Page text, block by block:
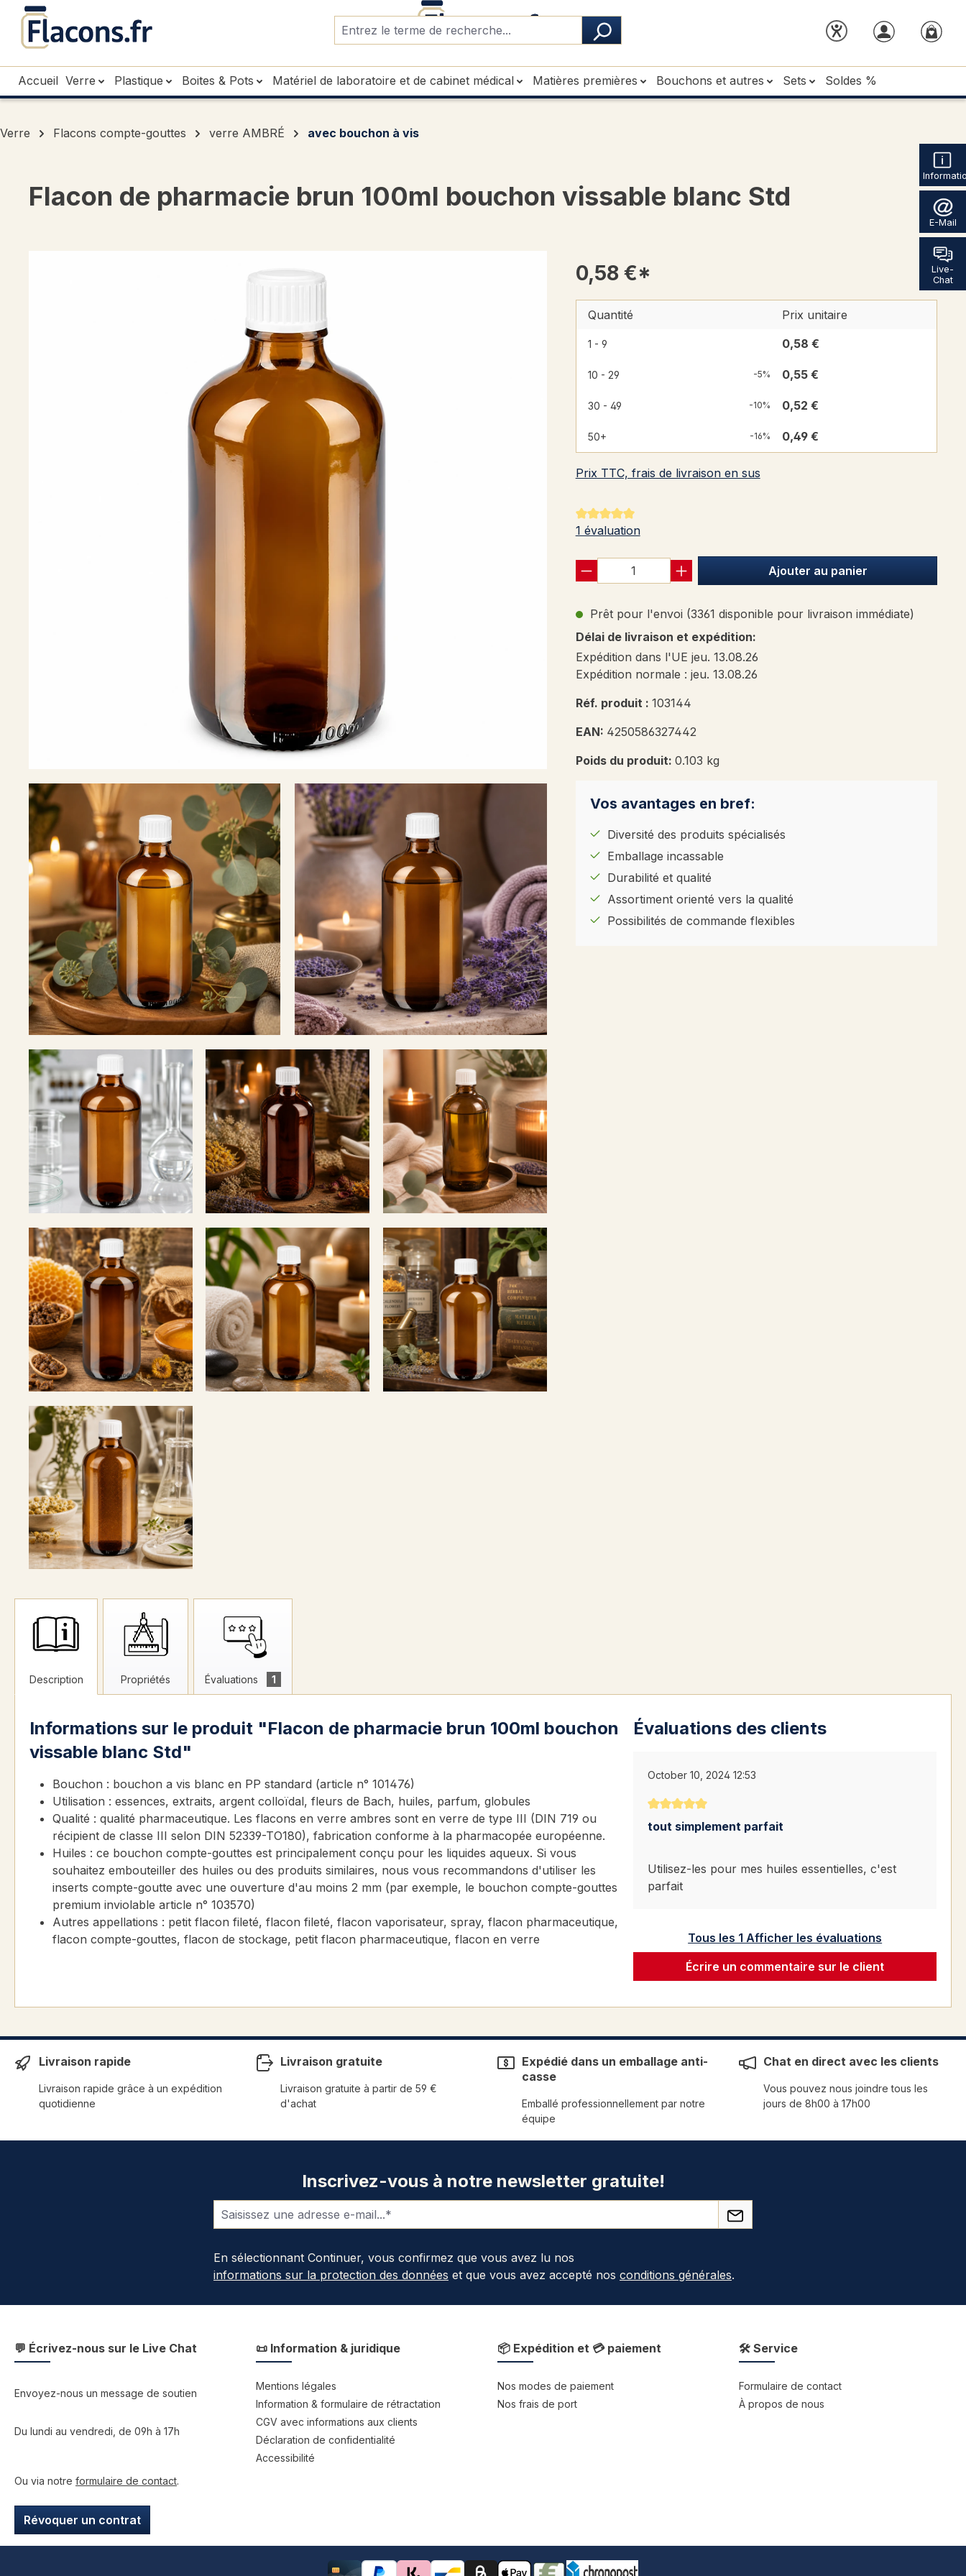
au contenu principal
Passer à la recherche
Passer à la navigation principale
E-Mail
Live-
Chat
Accueil Verre Plastique Boites & Pots Matériel de laboratoire et de cabinet médical Matières premières Bouchons et autres Sets Soldes %
Verre Flacons compte-gouttes verre AMBRÉ avec bouchon à vis
Flacon de pharmacie brun 100ml bouchon vissable blanc Std
0,58 €*
Quantité Prix unitaire
1 - 9 0,58 €
10 - 29 -5% 0,55 €
30 - 49 -10% 0,52 €
50+ -16% 0,49 €
Prix TTC, frais de livraison en sus
Note moyenne de 5 sur 5 étoiles
1 évaluation
Ajouter au panier
Prêt pour l'envoi (3361 disponible pour livraison immédiate)
Délai de livraison et expédition:
Expédition dans l'UE jeu. 13.08.26
Expédition normale : jeu. 13.08.26
Réf. produit : 103144
EAN: 4250586327442
Poids du produit: 0.103 kg
Vos avantages en bref:
Diversité des produits spécialisés
Emballage incassable
Durabilité et qualité
Assortiment orienté vers la qualité
Possibilités de commande flexibles
Description Propriétés Évaluations 1
Informations sur le produit "Flacon de pharmacie brun 100ml bouchon
vissable blanc Std"
Bouchon : bouchon a vis blanc en PP standard (article n° 101476)
Utilisation : essences, extraits, argent colloïdal, fleurs de Bach, huiles, parfum, globules
Qualité : qualité pharmaceutique. Les flacons en verre ambres sont en verre de type III (DIN 719 ou
récipient de classe III selon DIN 52339-TO180), fabrication conforme à la pharmacopée européenne.
Huiles : ce bouchon compte-gouttes est principalement conçu pour les liquides aqueux. Si vous
souhaitez embouteiller des huiles ou des produits similaires, nous vous recommandons d'utiliser les
inserts compte-goutte avec une ouverture d'au moins 2 mm (par exemple, le bouchon compte-gouttes
premium inviolable article n° 103570)
Autres appellations : petit flacon fileté, flacon fileté, flacon vaporisateur, spray, flacon pharmaceutique,
flacon compte-gouttes, flacon de stockage, petit flacon pharmaceutique, flacon en verre
Évaluations des clients
October 10, 2024 12:53
Note moyenne de 5 sur 5 étoiles
tout simplement parfait
Utilisez-les pour mes huiles essentielles, c'est
parfait
Tous les 1 Afficher les évaluations
Écrire un commentaire sur le client
Livraison rapide
Livraison rapide grâce à un expédition
quotidienne
Livraison gratuite
Livraison gratuite à partir de 59 €
d'achat
Expédié dans un emballage anti-
casse
Emballé professionnellement par notre
équipe
Chat en direct avec les clients
Vous pouvez nous joindre tous les
jours de 8h00 à 17h00
Inscrivez-vous à notre newsletter gratuite!
En sélectionnant Continuer, vous confirmez que vous avez lu nos
informations sur la protection des données et que vous avez accepté nos conditions générales.
💬 Écrivez-nous sur le Live Chat
Envoyez-nous un message de soutien
Du lundi au vendredi, de 09h à 17h
Ou via notre formulaire de contact.
Révoquer un contrat
📜 Information & juridique
Mentions légales
Information & formulaire de rétractation
CGV avec informations aux clients
Déclaration de confidentialité
Accessibilité
📦 Expédition et 💳 paiement
Nos modes de paiement
Nos frais de port
🛠 Service
Formulaire de contact
À propos de nous